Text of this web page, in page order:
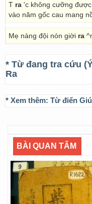
T ra 'c không cưỡng
vào năm gốc cau mang
Mẹ nàng đội nón giời ra
* Từ đang tra cứu
Ra
* Xem thêm: Từ điển
BÀI QUAN TÂM